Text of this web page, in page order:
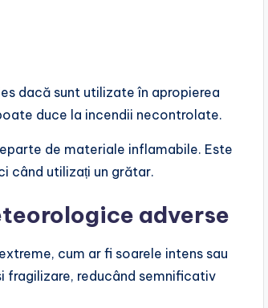
dacă sunt utilizate în apropierea
duce la incendii necontrolate.
de materiale inflamabile. Este
când utilizați un grătar.
adverse
cum ar fi soarele intens sau
fragilizare, reducând semnificativ